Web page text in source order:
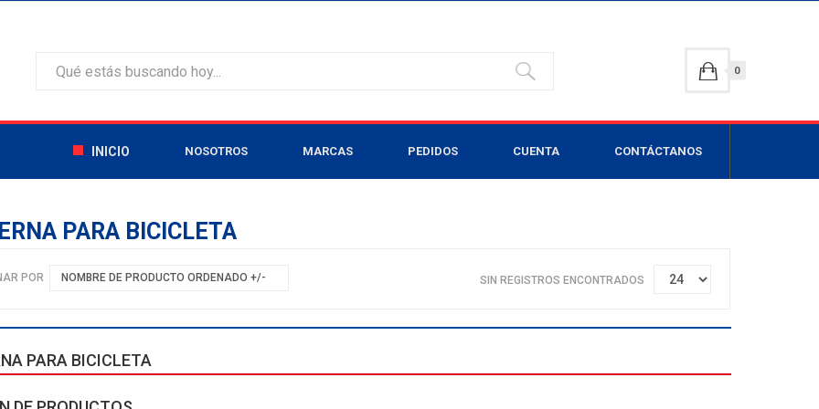
0
INICIO NOSOTROS MARCAS PEDIDOS CUENTA CONTÁCTANOS
PARA BICICLETA
POR NOMBRE DE PRODUCTO ORDENADO +/- SIN REGISTROS ENCONTRADOS
PARA BICICLETA